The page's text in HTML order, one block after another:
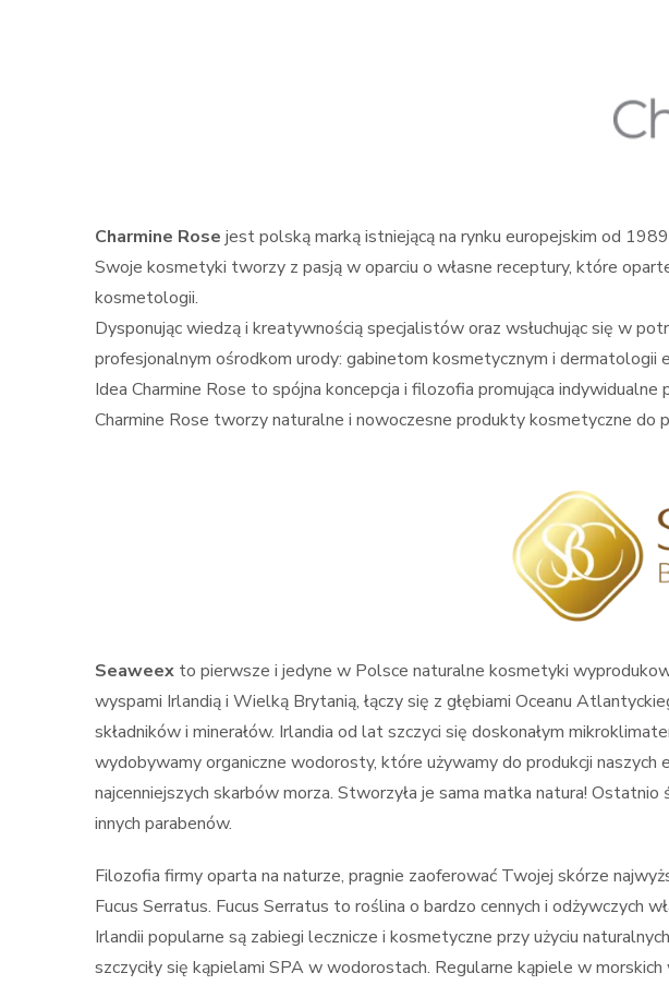
Charmine Rose jest polską marką istniejącą na rynku europejskim od
Swoje kosmetyki tworzy z pasją w oparciu o własne receptury, które
kosmetologii.
Dysponując wiedzą i kreatywnością specjalistów oraz wsłuchując się w
profesjonalnym ośrodkom urody: gabinetom kosmetycznym i dermatologii
Idea Charmine Rose to spójna koncepcja i filozofia promująca
Charmine Rose tworzy naturalne i nowoczesne produkty kosmetyczne do
Seaweex to pierwsze i jedyne w Polsce naturalne kosmetyki
wyspami Irlandią i Wielką Brytanią, łączy się z głębiami Oceanu
składników i minerałów. Irlandia od lat szczyci się doskonałym
wydobywamy organiczne wodorosty, które używamy do produkcji
najcenniejszych skarbów morza. Stworzyła je sama matka natura!
innych parabenów.
Filozofia firmy oparta na naturze, pragnie zaoferować Twojej skórze
Fucus Serratus. Fucus Serratus to roślina o bardzo cennych i odżywczych
Irlandii popularne są zabiegi lecznicze i kosmetyczne przy użyciu
szczyciły się kąpielami SPA w wodorostach. Regularne kąpiele w